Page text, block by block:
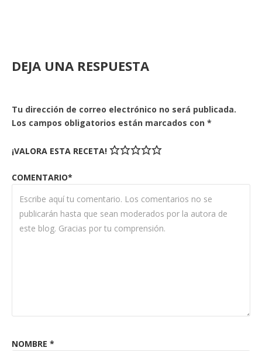
DEJA UNA RESPUESTA
Tu dirección de correo electrónico no será publicada.
Los campos obligatorios están marcados con *
¡VALORA ESTA RECETA!
COMENTARIO*
NOMBRE *